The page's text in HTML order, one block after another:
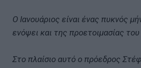
Ο Ιανουάριος είναι ένας πυκνός
ενόψει και της προετοιμασίας του
Στο πλαίσιο αυτό ο πρόεδρος